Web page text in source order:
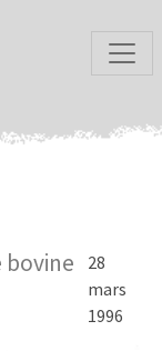
28
mars
1996